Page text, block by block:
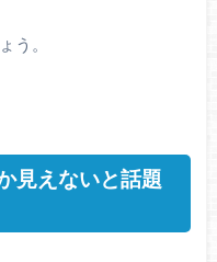
う。
見えないと話題